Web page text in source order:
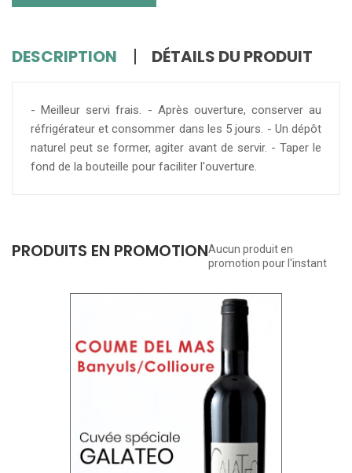
DESCRIPTION DÉTAILS DU PRODUIT
- Meilleur servi frais. - Après ouverture, conserver au
réfrigérateur et consommer dans les 5 jours. - Un dépôt
naturel peut se former, agiter avant de servir. - Taper le
fond de la bouteille pour faciliter l'ouverture.
PRODUITS EN PROMOTIONAucun produit en
promotion pour l'instant